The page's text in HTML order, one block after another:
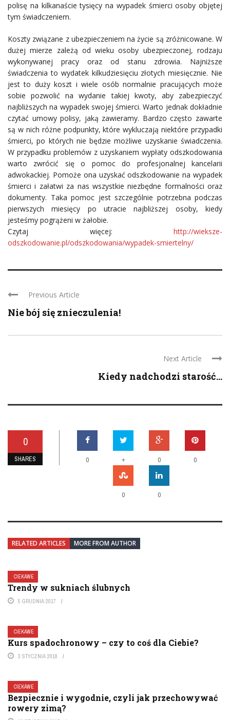
polisę na kilkanaście tysięcy na wypadek śmierci osoby objętej
tym świadczeniem.
Koszty związane z ubezpieczeniem na życie są zróżnicowane. W
dużej mierze zależą od wieku osoby ubezpieczonej, rodzaju
wykonywanej pracy oraz od stanu zdrowia. Najniższe
świadczenia to wydatek kilkudziesięciu złotych miesięcznie. Nie
jest to duży koszt i wiele osób normalnie pracujących może
sobie pozwolić na wydanie takiej kwoty, aby zabezpieczyć
najbliższych na wypadek swojej śmierci. Warto jednak dokładnie
czytać umowy polisy, jaką zawieramy. Bardzo często zawarte
są w nich różne podpunkty, które wykluczają niektóre przypadki
śmierci, po których nie będzie możliwe uzyskanie świadczenia.
W przypadku problemów z uzyskaniem wypłaty odszkodowania
warto zwrócić się o pomoc do profesjonalnej kancelarii
adwokackiej. Pomoże ona uzyskać odszkodowanie na wypadek
śmierci i załatwi za nas wszystkie niezbędne formalności oraz
dokumenty. Taka pomoc jest szczególnie potrzebna podczas
pierwszych miesięcy po utracie najbliższej osoby, kiedy
jesteśmy pogrążeni w żałobie.
Czytaj więcej: http://wieksze-
odszkodowanie.pl/odszkodowania/wypadek-smiertelny/
Previous Article
Nie bój się znieczulenia!
Next Article
Kiedy nadchodzi starość…
0
SHARES 0 + 0 0
0 0
RELATED ARTICLES MORE FROM AUTHOR
CIEKAWE
Trendy w sukniach ślubnych
5 GRUDNIA 2017
CIEKAWE
Kurs spadochronowy – czy to coś dla Ciebie?
3 STYCZNIA 2018
CIEKAWE
Bezpiecznie i wygodnie, czyli jak przechowywać
rowery zimą?